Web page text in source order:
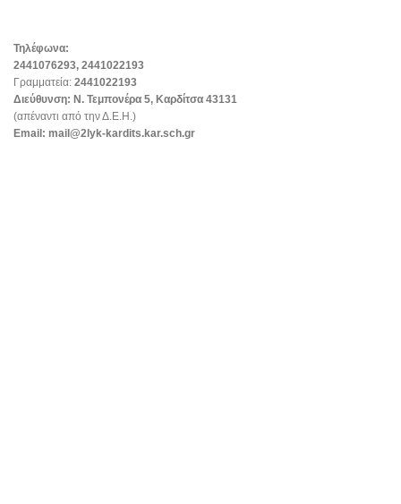
Τηλέφωνα:
2441076293, 2441022193
Γραμματεία: 2441022193
Διεύθυνση: Ν. Τεμπονέρα 5, Καρδίτσα 43131
(απέναντι από την Δ.Ε.Η.)
Email: mail@2lyk-kardits.kar.sch.gr